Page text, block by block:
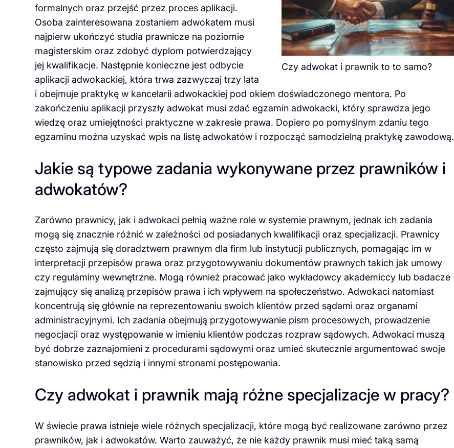
Czy adwokat i prawnik to to samo?
formalnych oraz przejść przez proces aplikacji.
Osoba zainteresowana zostaniem adwokatem musi
najpierw ukończyć studia prawnicze na poziomie
magisterskim oraz zdobyć dyplom potwierdzający
jej kwalifikacje. Następnie konieczne jest odbycie
aplikacji adwokackiej, która trwa zazwyczaj trzy lata
i obejmuje praktykę w kancelarii adwokackiej pod okiem doświadczonego mentora. Po
zakończeniu aplikacji przyszły adwokat musi zdać egzamin adwokacki, który sprawdza jego
wiedzę oraz umiejętności praktyczne w zakresie prawa. Dopiero po pomyślnym zdaniu tego
egzaminu można uzyskać wpis na listę adwokatów i rozpocząć samodzielną praktykę zawodową.
Jakie są typowe zadania wykonywane przez prawników i
adwokatów?
Zarówno prawnicy, jak i adwokaci pełnią ważne role w systemie prawnym, jednak ich zadania
mogą się znacznie różnić w zależności od posiadanych kwalifikacji oraz specjalizacji. Prawnicy
często zajmują się doradztwem prawnym dla firm lub instytucji publicznych, pomagając im w
interpretacji przepisów prawa oraz przygotowywaniu dokumentów prawnych takich jak umowy
czy regulaminy wewnętrzne. Mogą również pracować jako wykładowcy akademiccy lub badacze
zajmujący się analizą przepisów prawa i ich wpływem na społeczeństwo. Adwokaci natomiast
koncentrują się głównie na reprezentowaniu swoich klientów przed sądami oraz organami
administracyjnymi. Ich zadania obejmują przygotowywanie pism procesowych, prowadzenie
negocjacji oraz występowanie w imieniu klientów podczas rozpraw sądowych. Adwokaci muszą
być dobrze zaznajomieni z procedurami sądowymi oraz umieć skutecznie argumentować swoje
stanowisko przed sędzią i innymi stronami postępowania.
Czy adwokat i prawnik mają różne specjalizacje w pracy?
W świecie prawa istnieje wiele różnych specjalizacji, które mogą być realizowane zarówno przez
prawników, jak i adwokatów. Warto zauważyć, że nie każdy prawnik musi mieć taką samą